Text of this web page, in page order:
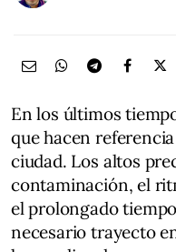
En los últimos
que hacen
ciudad. Los altos
contaminación, el
el prolongado
necesario trayecto